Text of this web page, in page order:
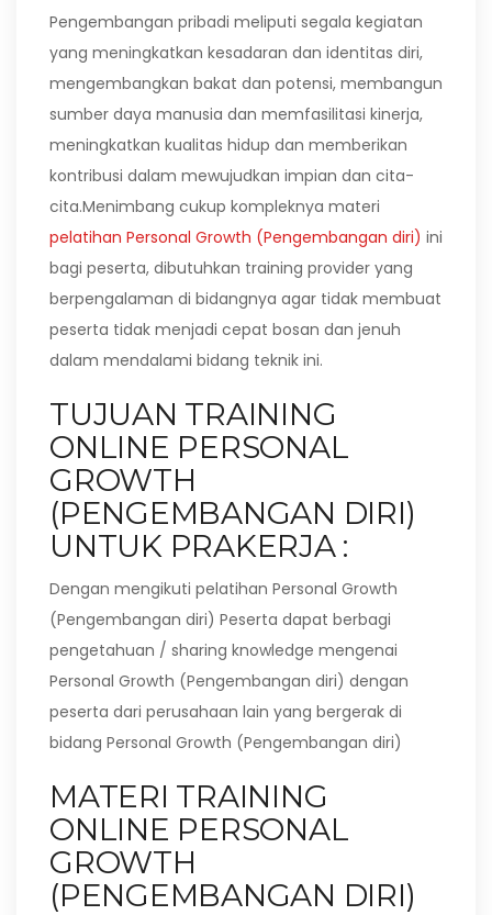
Pengembangan pribadi meliputi segala kegiatan
yang meningkatkan kesadaran dan identitas diri,
mengembangkan bakat dan potensi, membangun
sumber daya manusia dan memfasilitasi kinerja,
meningkatkan kualitas hidup dan memberikan
kontribusi dalam mewujudkan impian dan cita-
cita.Menimbang cukup kompleknya materi
pelatihan Personal Growth (Pengembangan diri) ini
bagi peserta, dibutuhkan training provider yang
berpengalaman di bidangnya agar tidak membuat
peserta tidak menjadi cepat bosan dan jenuh
dalam mendalami bidang teknik ini.
TUJUAN TRAINING
ONLINE PERSONAL
GROWTH
(PENGEMBANGAN DIRI)
UNTUK PRAKERJA :
Dengan mengikuti pelatihan Personal Growth
(Pengembangan diri) Peserta dapat berbagi
pengetahuan / sharing knowledge mengenai
Personal Growth (Pengembangan diri) dengan
peserta dari perusahaan lain yang bergerak di
bidang Personal Growth (Pengembangan diri)
MATERI TRAINING
ONLINE PERSONAL
GROWTH
(PENGEMBANGAN DIRI)